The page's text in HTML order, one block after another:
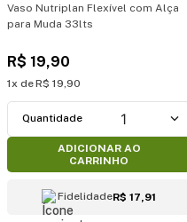
Vaso Nutriplan Flexível com Alça
para Muda 33lts
R$ 19,90
1 R$ 19,90
1
ADICIONAR AO
CARRINHO
FidelidadeR$ 17,91